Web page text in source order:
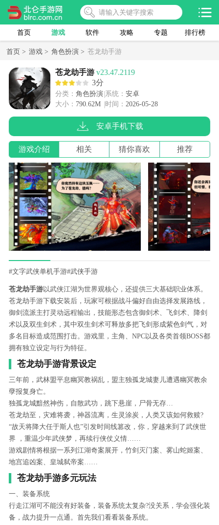
首页 游戏 软件 攻略 专题 排行榜
首页 > 游戏 > 角色扮演 > 苍龙劫手游
苍龙劫手游 v23.47.2119
3分
分类： 角色扮演 系统： 安卓
大小： 790.62M 时间： 2026-05-28
安卓手机下载
游戏介绍 相关 猜你喜欢 推荐
#文字武侠单机手游#武侠手游
苍龙劫手游以武侠江湖为世界观核心，还提供三大基础职业体系。
苍龙劫手游下载安装后，玩家可根据战斗偏好自由选择发展路线，
御剑流派主打灵动远程输出，技能形态包含御剑术、飞剑术、降剑
术以及双生剑术，其中双生剑术可释放多把飞剑形成紫色剑气，对
多名目标造成范围打击。游戏里，主角、NPC以及各类首领BOSS都
拥有独立设定与行为特征。
苍龙劫手游背景设定
三年前，武林盟平息幽冥教祸乱，盟主独孤龙城妻儿遭遇幽冥教余
孽报复身亡。
独孤龙城黯然神伤，自散武功，跳下悬崖，尸骨无存…
苍龙劫至，灾难将袭，神器流离，生灵涂炭，人类又该如何救赎?
“故天将降大任于斯人也”引发时间线篡改，你，穿越来到了武侠世
界 ，重温少年武侠梦，再续行侠仗义情……
游戏剧情将根据一系列江湖奇案展开，竹剑灭门案、雾山蛇姬案、
地宫追凶案、皇城弑帝案……
苍龙劫手游多元玩法
一、装备系统
行走江湖可不能没有好装备，装备系统太复杂?没关系，学会强化装
备，战力提升一点通。首先我们看看装备系统。